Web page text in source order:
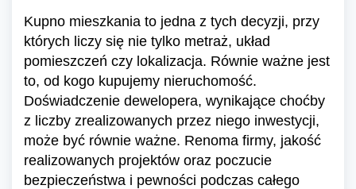
Kupno mieszkania to jedna z tych decyzji, przy
których liczy się nie tylko metraż, układ
pomieszczeń czy lokalizacja. Równie ważne jest
to, od kogo kupujemy nieruchomość.
Doświadczenie dewelopera, wynikające choćby
z liczby zrealizowanych przez niego inwestycji,
może być równie ważne. Renoma firmy, jakość
realizowanych projektów oraz poczucie
bezpieczeństwa i pewności podczas całego